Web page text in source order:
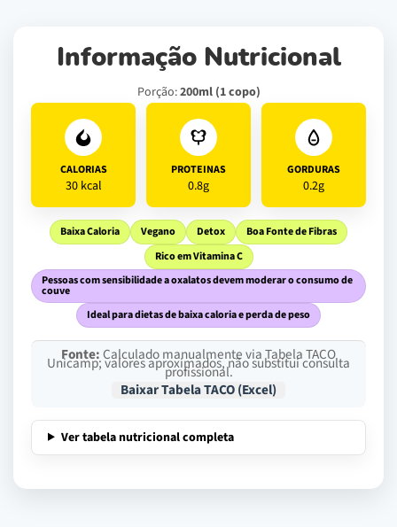
Informação Nutricional
Porção:200ml (1 copo)
CALORIAS
30 kcal
PROTEINAS
0.8g
GORDURAS
0.2g
Baixa Caloria Vegano Detox
Boa Fonte de Fibras
Rico em Vitamina C
Pessoas com sensibilidade a oxalatos devem moderar o consumo de
couve
Ideal para dietas de baixa caloria e perda de peso
Fonte:Calculado manualmente via Tabela TACO
Unicamp; valores aproximados, não substitui consulta
profissional.
Baixar Tabela TACO (Excel)
Ver tabela nutricional completa